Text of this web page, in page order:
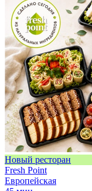
Новый ресторан
Fresh Point
Европейская